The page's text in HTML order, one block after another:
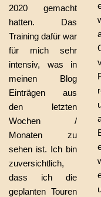
2020 gemacht
hatten. Das
Training dafür war
für mich sehr
intensiv, was in
meinen Blog
Einträgen aus
den letzten
Wochen /
Monaten zu
sehen ist. Ich bin
zuversichtlich,
dass ich die
geplanten Touren